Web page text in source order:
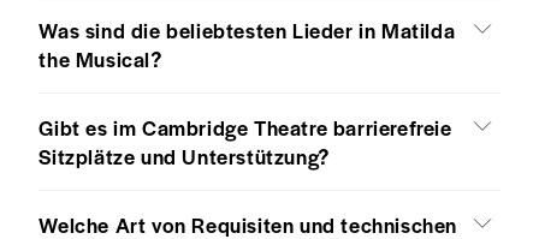
Was sind die beliebtesten Lieder in Matilda
the Musical?
Gibt es im Cambridge Theatre barrierefreie
Sitzplätze und Unterstützung?
Welche Art von Requisiten und technischen